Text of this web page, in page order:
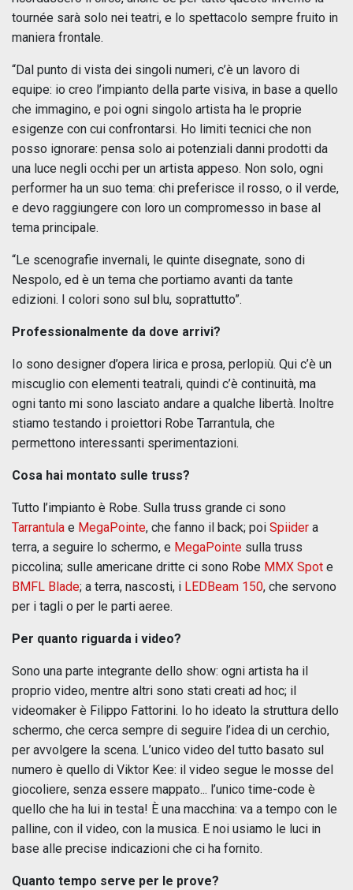
tournée sarà solo nei teatri, e lo spettacolo sempre fruito in
maniera frontale.
“Dal punto di vista dei singoli numeri, c’è un lavoro di
equipe: io creo l’impianto della parte visiva, in base a quello
che immagino, e poi ogni singolo artista ha le proprie
esigenze con cui confrontarsi. Ho limiti tecnici che non
posso ignorare: pensa solo ai potenziali danni prodotti da
una luce negli occhi per un artista appeso. Non solo, ogni
performer ha un suo tema: chi preferisce il rosso, o il verde,
e devo raggiungere con loro un compromesso in base al
tema principale.
“Le scenografie invernali, le quinte disegnate, sono di
Nespolo, ed è un tema che portiamo avanti da tante
edizioni. I colori sono sul blu, soprattutto”.
Professionalmente da dove arrivi?
Io sono designer d’opera lirica e prosa, perlopiù. Qui c’è un
miscuglio con elementi teatrali, quindi c’è continuità, ma
ogni tanto mi sono lasciato andare a qualche libertà. Inoltre
stiamo testando i proiettori Robe Tarrantula, che
permettono interessanti sperimentazioni.
Cosa hai montato sulle truss?
Tutto l’impianto è Robe. Sulla truss grande ci sono
Tarrantula e MegaPointe, che fanno il back; poi Spiider a
terra, a seguire lo schermo, e MegaPointe sulla truss
piccolina; sulle americane dritte ci sono Robe MMX Spot e
BMFL Blade; a terra, nascosti, i LEDBeam 150, che servono
per i tagli o per le parti aeree.
Per quanto riguarda i video?
Sono una parte integrante dello show: ogni artista ha il
proprio video, mentre altri sono stati creati ad hoc; il
videomaker è Filippo Fattorini. Io ho ideato la struttura dello
schermo, che cerca sempre di seguire l’idea di un cerchio,
per avvolgere la scena. L’unico video del tutto basato sul
numero è quello di Viktor Kee: il video segue le mosse del
giocoliere, senza essere mappato... l’unico time-code è
quello che ha lui in testa! È una macchina: va a tempo con le
palline, con il video, con la musica. E noi usiamo le luci in
base alle precise indicazioni che ci ha fornito.
Quanto tempo serve per le prove?